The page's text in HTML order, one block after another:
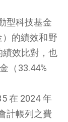
型科技基金
）的績效和野
績效比對，也
（33.44%
在 2024 年
計帳列之費